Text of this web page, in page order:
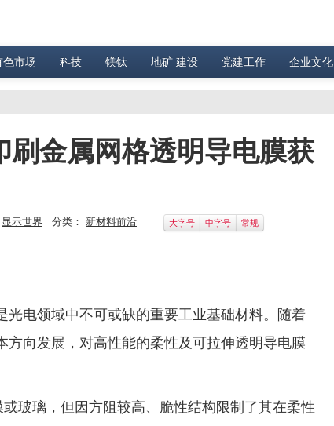
色市场 科技 镁钛 地矿 建设 党建工作 企业文化
刷金属网格透明导电膜获
显示世界 分类： 新材料前沿 大字号 中字号 常规
电领域中不可或缺的重要工业基础材料。随着
向发展，对高性能的柔性及可拉伸透明导电膜
玻璃，但因方阻较高、脆性结构限制了其在柔性